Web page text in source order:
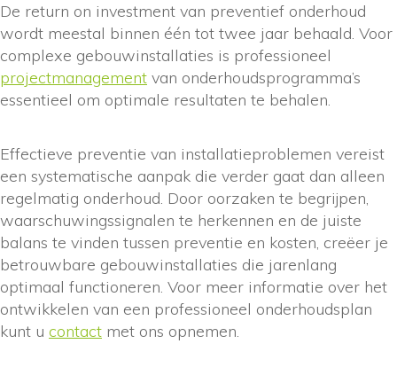
De return on investment van preventief onderhoud
wordt meestal binnen één tot twee jaar behaald. Voor
complexe gebouwinstallaties is professioneel
projectmanagement van onderhoudsprogramma’s
essentieel om optimale resultaten te behalen.
Effectieve preventie van installatieproblemen vereist
een systematische aanpak die verder gaat dan alleen
regelmatig onderhoud. Door oorzaken te begrijpen,
waarschuwingssignalen te herkennen en de juiste
balans te vinden tussen preventie en kosten, creëer je
betrouwbare gebouwinstallaties die jarenlang
optimaal functioneren. Voor meer informatie over het
ontwikkelen van een professioneel onderhoudsplan
kunt u contact met ons opnemen.